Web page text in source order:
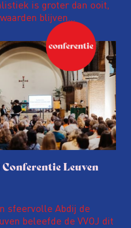
is groter dan ooit,
blijven
de komende VVOJ
we in De
een eerlijke
staat van ons vak.
Leuven
sfeervolle Abdij de
beleefde de VVOJ dit